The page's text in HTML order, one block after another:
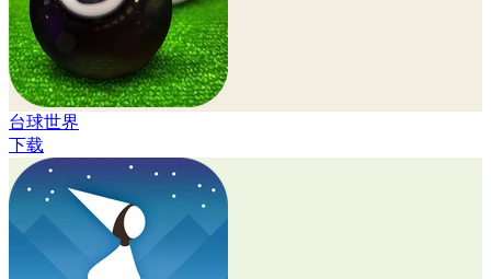
台球世界
下载